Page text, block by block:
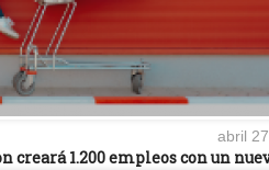
abril
creará 1.200 empleos con un